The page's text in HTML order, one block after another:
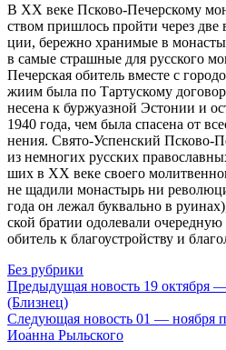
В XX ве­ке Пско­во-Пе­чер­ско­му
ством при­шлось прой­ти через
ции, бе­реж­но хра­ни­мые в
в са­мые страш­ные для рус­ско­го
Пе­чер­ская оби­тель вме­сте с
жи­им бы­ла по Тар­тус­ко­му
не­се­на к бур­жу­аз­ной Эс­то­нии и
1940 го­да, чем бы­ла спа­се­на от
не­ния. Свя­то-Успен­ский Пско­во-
из немно­гих рус­ских
ших в XX ве­ке сво­е­го
не ща­ди­ли мо­на­стырь ни
го­да он ле­жал бук­валь­но в
ской бра­тии одоле­ва­ли
оби­тель к бла­го­устрой­ству и
Без рубрики
Предыдущая новость 19 октября
(Близнец)
Следующая новость 01 — ноября
Иоа́нна Рыльского